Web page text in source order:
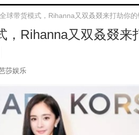
球带货模式，Rihanna又双叒叕来打劫你的
，Rihanna又双叒叕来
莎娱乐